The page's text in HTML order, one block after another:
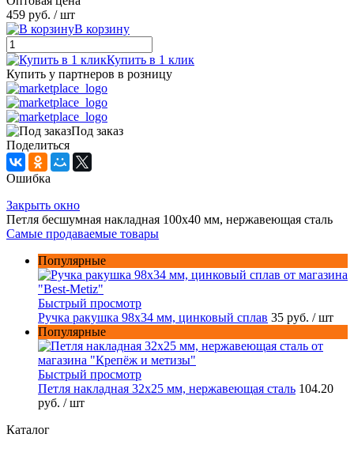
459 руб. / шт
В корзину
Купить в 1 клик
Купить у партнеров в розницу
Под заказ
Поделиться
Ошибка
Закрыть окно
Петля бесшумная накладная 100х40 мм, нержавеющая сталь
Самые продаваемые товары
Популярные
Быстрый просмотр
Ручка ракушка 98x34 мм, цинковый сплав 35 руб. / шт
Популярные
Быстрый просмотр
Петля накладная 32х25 мм, нержавеющая сталь 104.20
руб. / шт
Каталог